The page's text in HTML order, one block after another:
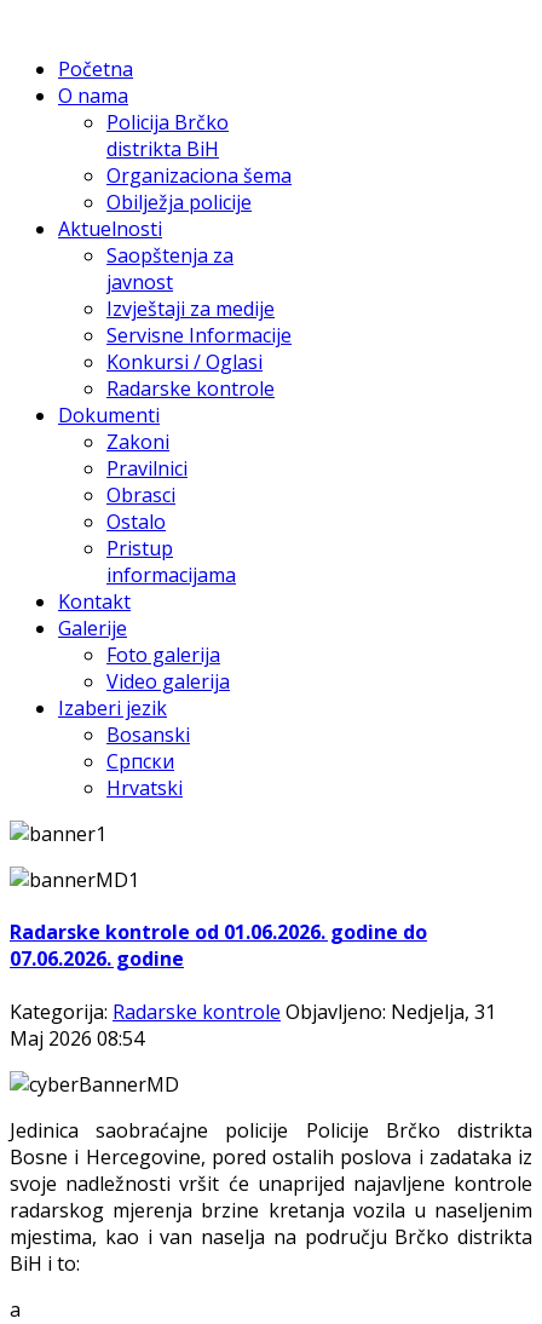
Početna
O nama
Policija Brčko
distrikta BiH
Organizaciona šema
Obilježja policije
Aktuelnosti
Saopštenja za
javnost
Izvještaji za medije
Servisne Informacije
Konkursi / Oglasi
Radarske kontrole
Dokumenti
Zakoni
Pravilnici
Obrasci
Ostalo
Pristup
informacijama
Kontakt
Galerije
Foto galerija
Video galerija
Izaberi jezik
Bosanski
Српски
Hrvatski
Radarske kontrole od 01.06.2026. godine do
07.06.2026. godine
Kategorija: Radarske kontrole Objavljeno: Nedjelja, 31
Maj 2026 08:54
Jedinica saobraćajne policije Policije Brčko distrikta
Bosne i Hercegovine, pored ostalih poslova i zadataka iz
svoje nadležnosti vršit će unaprijed najavljene kontrole
radarskog mjerenja brzine kretanja vozila u naseljenim
mjestima, kao i van naselja na području Brčko distrikta
BiH i to:
a